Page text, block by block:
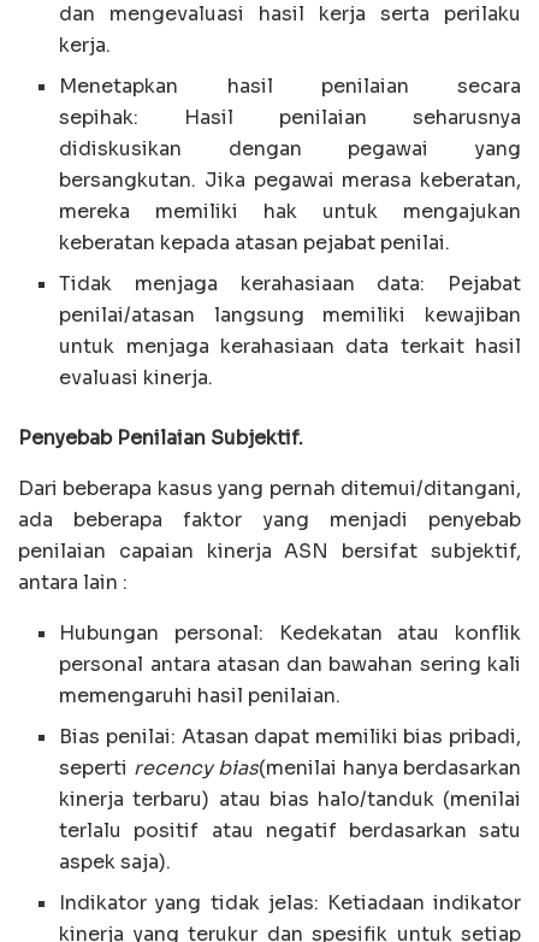
dan mengevaluasi hasil kerja serta perilaku
kerja.
Menetapkan hasil penilaian secara
sepihak: Hasil penilaian seharusnya
didiskusikan dengan pegawai yang
bersangkutan. Jika pegawai merasa keberatan,
mereka memiliki hak untuk mengajukan
keberatan kepada atasan pejabat penilai.
Tidak menjaga kerahasiaan data: Pejabat
penilai/atasan langsung memiliki kewajiban
untuk menjaga kerahasiaan data terkait hasil
evaluasi kinerja.
Penyebab Penilaian Subjektif.
Dari beberapa kasus yang pernah ditemui/ditangani,
ada beberapa faktor yang menjadi penyebab
penilaian capaian kinerja ASN bersifat subjektif,
antara lain :
Hubungan personal: Kedekatan atau konflik
personal antara atasan dan bawahan sering kali
memengaruhi hasil penilaian.
Bias penilai: Atasan dapat memiliki bias pribadi,
seperti recency bias(menilai hanya berdasarkan
kinerja terbaru) atau bias halo/tanduk (menilai
terlalu positif atau negatif berdasarkan satu
aspek saja).
Indikator yang tidak jelas: Ketiadaan indikator
kinerja yang terukur dan spesifik untuk setiap